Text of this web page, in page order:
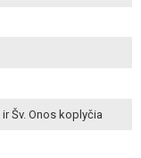
Šv. Onos koplyčia